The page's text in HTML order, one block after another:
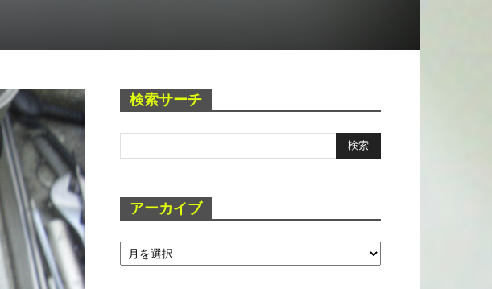
検索サーチ
アーカイブ
ア
ー